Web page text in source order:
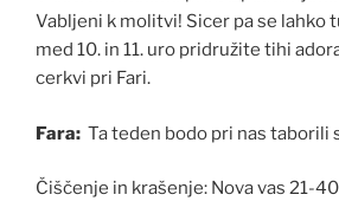
Vabljeni k molitvi! Sicer pa se lahko
med 10. in 11. uro pridružite tihi
cerkvi pri Fari.
Fara: Ta teden bodo pri nas taborili
Čiščenje in krašenje: Nova vas 21-40